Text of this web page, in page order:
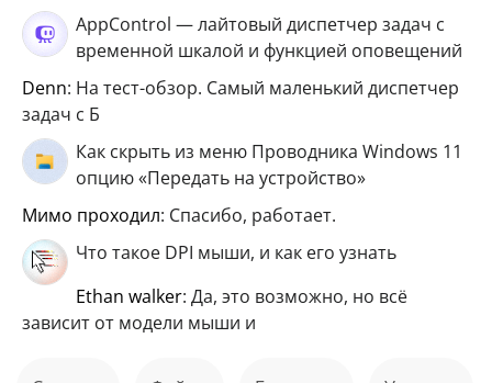
AppControl — лайтовый диспетчер задач с
временной шкалой и функцией оповещений
Denn: На тест-обзор. Самый маленький диспетчер
задач с Б
Как скрыть из меню Проводника Windows 11
опцию «Передать на устройство»
мимо проходил: Спасибо, работает.
Что такое DPI мыши, и как его узнать
ethan walker: Да, это возможно, но всё
зависит от модели мыши и